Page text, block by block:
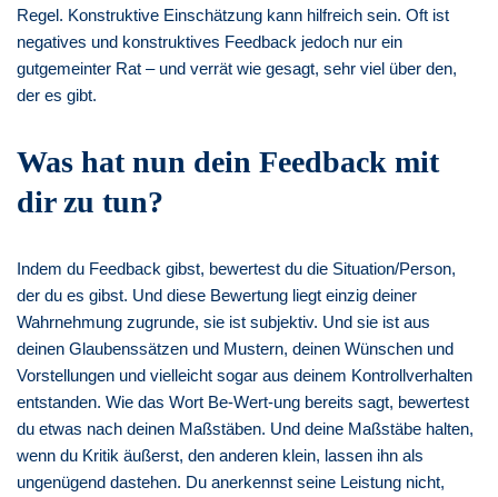
Regel. Konstruktive Einschätzung kann hilfreich sein. Oft ist
negatives und konstruktives Feedback jedoch nur ein
gutgemeinter Rat – und verrät wie gesagt, sehr viel über den,
der es gibt.
Was hat nun dein Feedback mit
dir zu tun?
Indem du Feedback gibst, bewertest du die Situation/Person,
der du es gibst. Und diese Bewertung liegt einzig deiner
Wahrnehmung zugrunde, sie ist subjektiv. Und sie ist aus
deinen Glaubenssätzen und Mustern, deinen Wünschen und
Vorstellungen und vielleicht sogar aus deinem Kontrollverhalten
entstanden. Wie das Wort Be-Wert-ung bereits sagt, bewertest
du etwas nach deinen Maßstäben. Und deine Maßstäbe halten,
wenn du Kritik äußerst, den anderen klein, lassen ihn als
ungenügend dastehen. Du anerkennst seine Leistung nicht,